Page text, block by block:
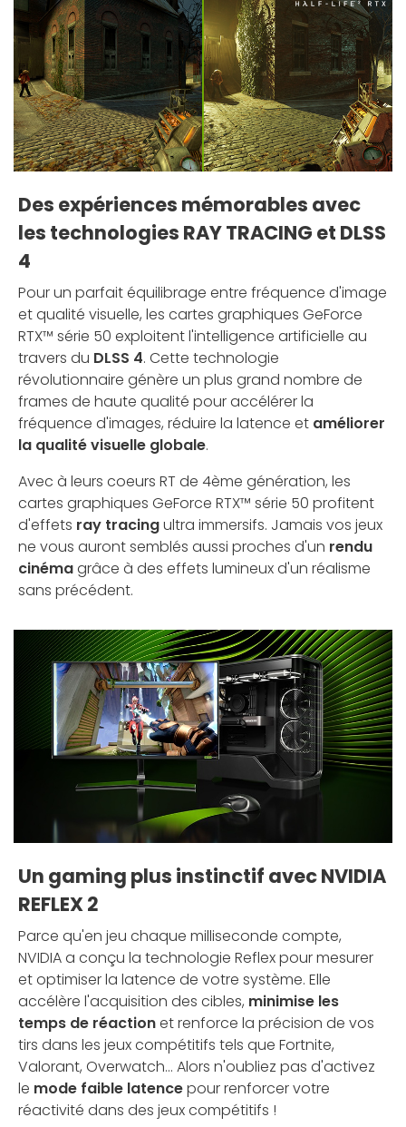
Des expériences mémorables avec
les technologies RAY TRACING et DLSS
4
Pour un parfait équilibrage entre fréquence d'image
et qualité visuelle, les cartes graphiques GeForce
RTX™ série 50 exploitent l'intelligence artificielle au
travers du DLSS 4. Cette technologie
révolutionnaire génère un plus grand nombre de
frames de haute qualité pour accélérer la
fréquence d'images, réduire la latence et améliorer
la qualité visuelle globale.
Avec à leurs coeurs RT de 4ème génération, les
cartes graphiques GeForce RTX™ série 50 profitent
d'effets ray tracingultra immersifs. Jamais vos jeux
ne vous auront semblés aussi proches d'un rendu
cinémagrâce à des effets lumineux d'un réalisme
sans précédent.
Un gaming plus instinctif avec NVIDIA
REFLEX 2
Parce qu'en jeu chaque milliseconde compte,
NVIDIA a conçu la technologie Reflex pour mesurer
et optimiser la latence de votre système. Elle
accélère l'acquisition des cibles, minimise les
temps de réactionet renforce la précision de vos
tirs dans les jeux compétitifs tels que Fortnite,
Valorant, Overwatch... Alors n'oubliez pas d'activez
le mode faible latencepour renforcer votre
réactivité dans des jeux compétitifs !